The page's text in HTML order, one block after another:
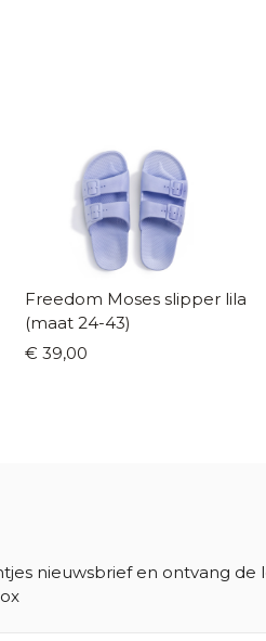
Freedom Moses slipper lila
(maat 24-43)
€ 39,00
nieuwsbrief en ontvang de